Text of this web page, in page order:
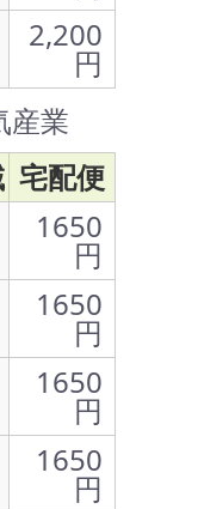
2,200
円
産業
宅配便
1650
円
1650
円
1650
円
1650
円